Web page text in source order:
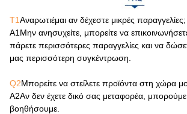
Τ1Αναρωτιέμαι αν δέχεστε μικρές παραγγελίες;
Α1 Μην ανησυχείτε, μπορείτε να
πάρετε περισσότερες παραγγελίες και να
μας περισσότερη συγκέντρωση.
Q2Μπορείτε να στείλετε προϊόντα στη χώρα
Α2Αν δεν έχετε δικό σας μεταφορέα,
βοηθήσουμε.